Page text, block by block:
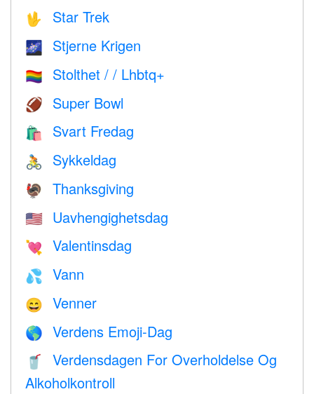
🖖 Star Trek
🌌 Stjerne Krigen
🏳️‍🌈 Stolthet / / Lhbtq+
🏈 Super Bowl
🛍 Svart Fredag
🚴 Sykkeldag
🦃 Thanksgiving
🇺🇸 Uavhengighetsdag
💘 Valentinsdag
💦 Vann
😄 Venner
🌎 Verdens Emoji-Dag
🥤
Verdensdagen For Overholdelse Og
Alkoholkontroll